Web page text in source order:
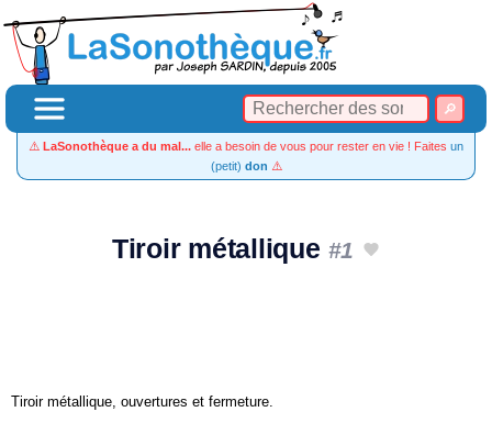
⚠️ LaSonothèque a du mal... elle a besoin de vous pour rester en vie ! Faites un
(petit) don ⚠️
Tiroir métallique #1
Tiroir métallique, ouvertures et fermeture.